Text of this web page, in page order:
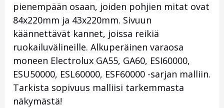
pienempään osaan, joiden pohjien mitat ovat
84x220mm ja 43x220mm. Sivuun
käännettävät kannet, joissa reikiä
ruokailuvälineille. Alkuperäinen varaosa
moneen Electrolux GA55, GA60, ESI60000,
ESU50000, ESL60000, ESF60000 -sarjan malliin.
Tarkista sopivuus malliisi tarkemmasta
näkymästä!